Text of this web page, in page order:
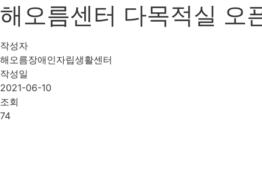
해오름센터 다목적실 오
작성자
해오름장애인자립생활센터
작성일
2021-06-10
조회
74